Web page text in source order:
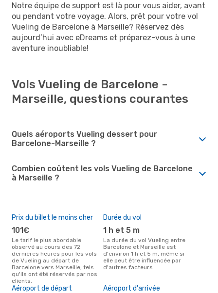
Notre équipe de support est là pour vous aider, avant
ou pendant votre voyage. Alors, prêt pour votre vol
Vueling de Barcelone à Marseille? Réservez dès
aujourd’hui avec eDreams et préparez-vous à une
aventure inoubliable!
Vols Vueling de Barcelone -
Marseille, questions courantes
Quels aéroports Vueling dessert pour
Barcelone-Marseille ?
Combien coûtent les vols Vueling de Barcelone
à Marseille ?
Prix du billet le moins cher
101€
Le tarif le plus abordable
observé au cours des 72
dernières heures pour les vols
de Vueling au départ de
Barcelone vers Marseille, tels
qu'ils ont été réservés par nos
clients.
Durée du vol
1 h et 5 m
La durée du vol Vueling entre
Barcelone et Marseille est
d'environ 1 h et 5 m, même si
elle peut être influencée par
d'autres facteurs.
Aéroport de départ Aéroport d'arrivée